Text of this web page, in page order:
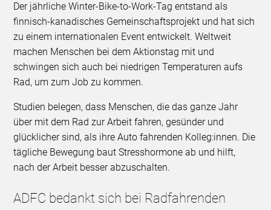
Der jährliche Winter-Bike-to-Work-Tag entstand als
finnisch-kanadisches Gemeinschaftsprojekt und hat sich
zu einem internationalen Event entwickelt. Weltweit
machen Menschen bei dem Aktionstag mit und
schwingen sich auch bei niedrigen Temperaturen aufs
Rad, um zum Job zu kommen.
Studien belegen, dass Menschen, die das ganze Jahr
über mit dem Rad zur Arbeit fahren, gesünder und
glücklicher sind, als ihre Auto fahrenden Kolleg:innen. Die
tägliche Bewegung baut Stresshormone ab und hilft,
nach der Arbeit besser abzuschalten.
ADFC bedankt sich bei Radfahrenden